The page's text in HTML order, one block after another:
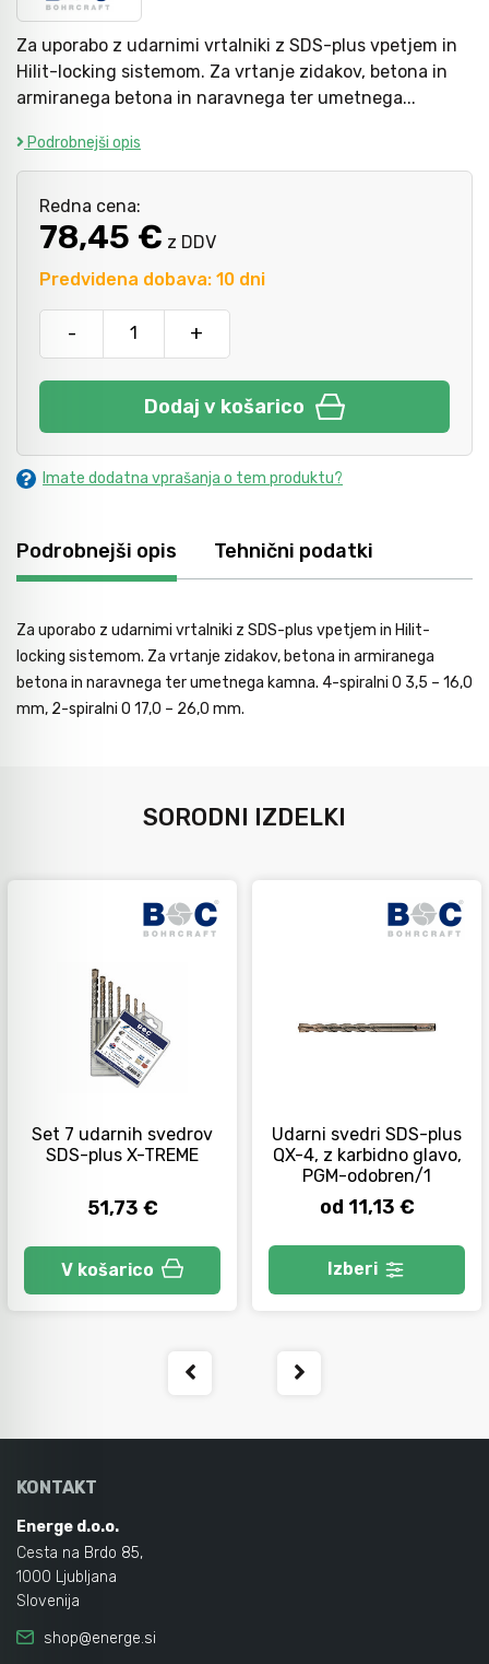
Za uporabo z udarnimi vrtalniki z SDS-plus vpetjem in
Hilit-locking sistemom. Za vrtanje zidakov, betona in
armiranega betona in naravnega ter umetnega...
Podrobnejši opis
Predvidena dobava: 10 dni
Redna cena:
78,45 € z DDV
- +
Dodaj v košarico
Imate dodatna vprašanja o tem produktu?
Podrobnejši opis Tehnični podatki
Za uporabo z udarnimi vrtalniki z SDS-plus vpetjem in Hilit-
locking sistemom. Za vrtanje zidakov, betona in armiranega
betona in naravnega ter umetnega kamna. 4-spiralni O 3,5 – 16,0
mm, 2-spiralni O 17,0 – 26,0 mm.
SORODNI IZDELKI
Set 7 udarnih svedrov
SDS-plus X-TREME
51,73 €
V košarico
Udarni svedri SDS-plus
QX-4, z karbidno glavo,
PGM-odobren/1
od 11,13 €
Izberi
KONTAKT
Energe d.o.o.
Cesta na Brdo 85,
1000 Ljubljana
Slovenija
shop@energe.si
Kladiva
Točkala, dleta, luknjači in pile
Vzvodi in primeži
Krivilci cevi
Gozdarsko orodje
Orodje za kolesa
Mazanje